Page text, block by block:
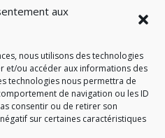
aux
nous utilisons des technologies
et/ou accéder aux informations des
technologies nous permettra de
de navigation ou les ID
consentir ou de retirer son
sur certaines caractéristiques